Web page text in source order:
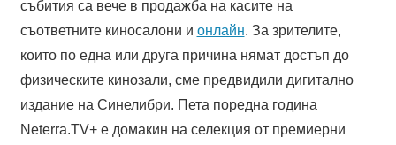
събития са вече в продажба на касите на
съответните киносалони и онлайн. За зрителите,
които по една или друга причина нямат достъп до
физическите кинозали, сме предвидили дигитално
издание на Синелибри. Пета поредна година
Neterra.TV+ е домакин на селекция от премиерни